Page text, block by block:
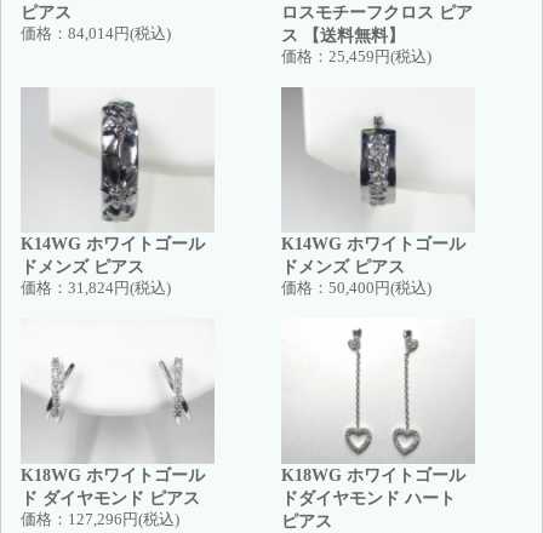
ピアス
価格： 84,014円(税込)
ロスモチーフクロス ピア
ス 【送料無料】
価格： 25,459円(税込)
K14WG ホワイトゴール
ドメンズ ピアス
価格： 31,824円(税込)
K14WG ホワイトゴール
ドメンズ ピアス
価格： 50,400円(税込)
K18WG ホワイトゴール
ド ダイヤモンド ピアス
価格： 127,296円(税込)
K18WG ホワイトゴール
ドダイヤモンド ハート
ピアス